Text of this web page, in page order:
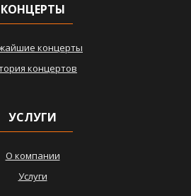
КОНЦЕРТЫ
концерты
концертов
УСЛУГИ
О компании
Услуги